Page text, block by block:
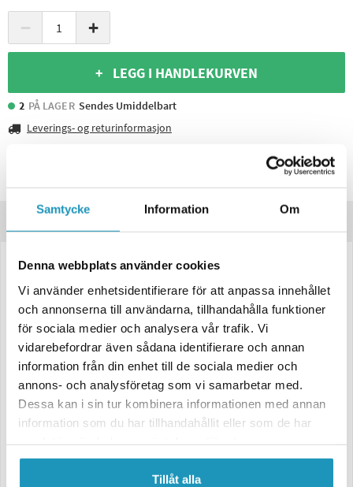
Samtycke Information Om
Denna webbplats använder cookies
Vi använder enhetsidentifierare för att anpassa innehållet
och annonserna till användarna, tillhandahålla funktioner
för sociala medier och analysera vår trafik. Vi
vidarebefordrar även sådana identifierare och annan
information från din enhet till de sociala medier och
annons- och analysföretag som vi samarbetar med.
Dessa kan i sin tur kombinera informationen med annan
information som du har tillhandahållit eller som de har
Tillåt alla
− +
+ LEGG I HANDLEKURVEN
2 PÅ LAGER Sendes Umiddelbart
Leverings- og returinformasjon
Variatorkit for CF Moto CForce 1000
For 30-34 Toms Dekk
Stage 3-kit er det beste valget du kan gjøre for din ATV. Den
oppgraderte helixen, som er inkludert i våre Stage 3-kit, er den viktigste
delen for å kontrollere CVT oppgiring og nedgiring. Med riktig Stage 3-
kit for ditt bruksområde får du beste ytelse og beste kjøreopplevelse.
Stage 3 "SKEG MØNSTER" kit for dekk 30"-34"
For EKSTREME brukere – når monster ikke er nok, er MØNSTER et steg
opp!